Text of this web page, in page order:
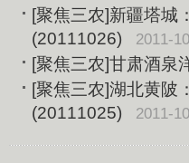
[聚焦三农]新疆塔城
(20111026)
2011-
[聚焦三农]甘肃酒泉
[聚焦三农]湖北黄陂
(20111025)
2011-